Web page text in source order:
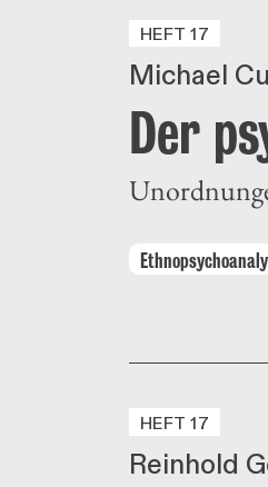
HEFT 17
Michael
Der
HEFT 17
Reinhold